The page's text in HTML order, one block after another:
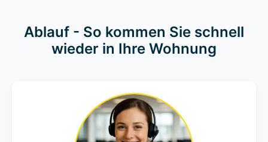
Ablauf - So kommen Sie schnell
wieder in Ihre Wohnung